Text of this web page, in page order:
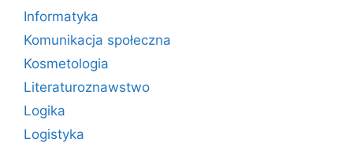
Informatyka
Komunikacja społeczna
Kosmetologia
Literaturoznawstwo
Logika
Logistyka